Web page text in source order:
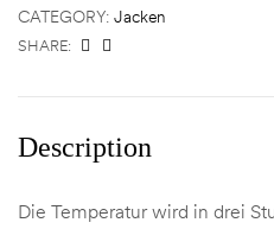
CATEGORY: Jacken
SHARE:
Description
Die Temperatur wird in drei